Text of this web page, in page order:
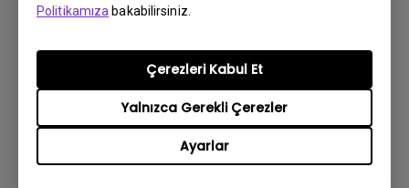
Politikamıza bakabilirsiniz.
Ayarlar
Yalnızca Gerekli Çerezler
Çerezleri Kabul Et
Abone olun